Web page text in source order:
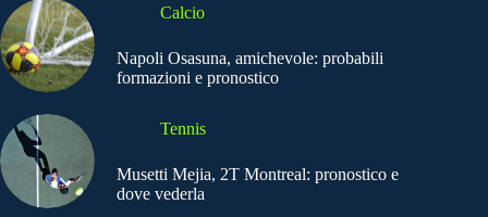
Calcio
Napoli Osasuna, amichevole: probabili
formazioni e pronostico
Tennis
Musetti Mejia, 2T Montreal: pronostico e
dove vederla